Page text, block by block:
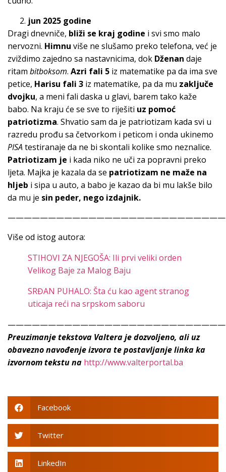
jun 2025 godine
Dragi dnevniče, bliži se kraj godine i svi smo malo
nervozni. Himnu više ne slušamo preko telefona, već je
zviždimo zajedno sa nastavnicima, dok Dženan daje
ritam bitboksom. Azri fali 5 iz matematike pa da ima sve
petice, Harisu fali 3 iz matematike, pa da mu zaključe
dvojku, a meni fali daska u glavi, barem tako kaže
babo. Na kraju će se sve to riješiti uz pomoć
patriotizma. Shvatio sam da je patriotizam kada svi u
razredu prođu sa četvorkom i peticom i onda ukinemo
PISAtestiranaje da ne bi skontali kolike smo neznalice.
Patriotizam je i kada niko ne uči za popravni preko
ljeta. Majka je kazala da se patriotizam ne maže na
hljeb i sipa u auto, a babo je kazao da bi mu lakše bilo
da mu je sin peder, nego izdajnik.
Više od istog autora:
STIHOVI ZA NJEGOŠA: Ili prvi veliki orden
Velikog Baje za Malog Baju
SRĐAN PUHALO: Šta ću kao agent stranog
uticaja reći na srpskom saboru
Preuzimanje tekstova Valtera je dozvoljeno, ali uz
obavezno navođenje izvora te postavljanje linka ka
izvornom tekstu na http://www.valterportal.ba
Facebook
Twitter
LinkedIn